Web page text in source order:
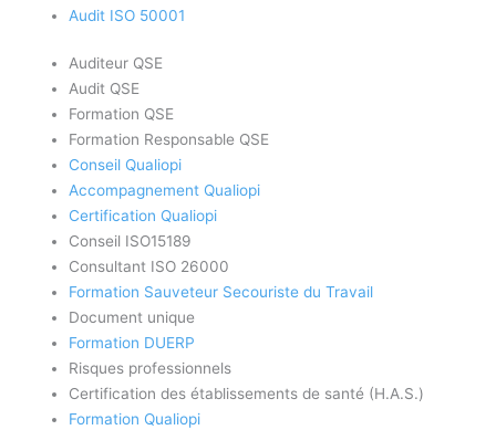
Audit ISO 50001
Auditeur QSE
Audit QSE
Formation QSE
Formation Responsable QSE
Conseil Qualiopi
Accompagnement Qualiopi
Certification Qualiopi
Conseil ISO15189
Consultant ISO 26000
Formation Sauveteur Secouriste du Travail
Document unique
Formation DUERP
Risques professionnels
Certification des établissements de santé (H.A.S.)
Formation Qualiopi